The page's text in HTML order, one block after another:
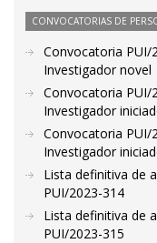
CONVOCATORIAS DE
Convocatoria PUI/
Investigador novel
Convocatoria PUI/
Investigador
Convocatoria PUI/
Investigador
Lista definitiva de
PUI/2023-314
Lista definitiva de
PUI/2023-315